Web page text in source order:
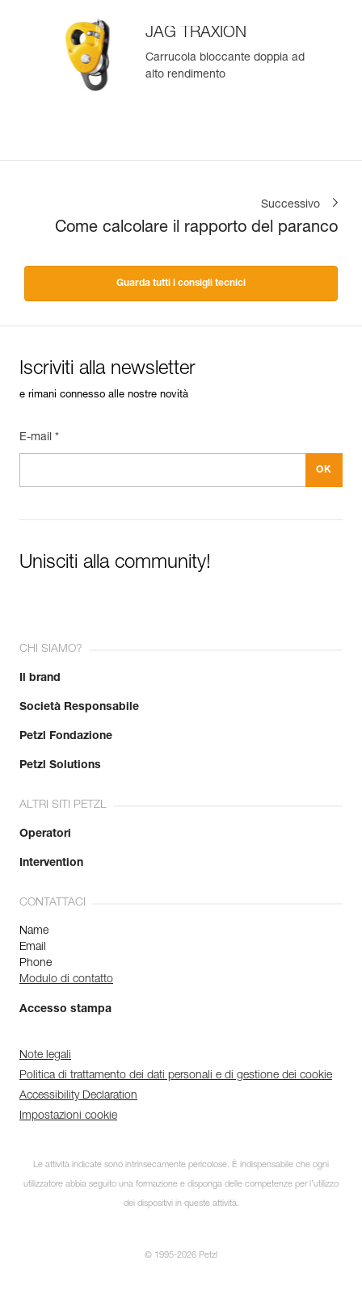
JAG TRAXION
Carrucola bloccante doppia ad
alto rendimento
Successivo
Come calcolare il rapporto del paranco
Guarda tutti i consigli tecnici
Iscriviti alla newsletter
e rimani connesso alle nostre novità
E-mail *
Unisciti alla community!
CHI SIAMO?
Il brand
Società Responsabile
Petzl Fondazione
Petzl Solutions
ALTRI SITI PETZL
Operatori
Intervention
CONTATTACI
Name
Email
Phone
Modulo di contatto
Accesso stampa
Note legali
Politica di trattamento dei dati personali e di gestione dei cookie
Accessibility Declaration
Impostazioni cookie
Le attività indicate sono intrinsecamente pericolose. È indispensabile che ogni
utilizzatore abbia seguito una formazione e disponga delle competenze per l’utilizzo
dei dispositivi in queste attività.
© 1995-2026 Petzl